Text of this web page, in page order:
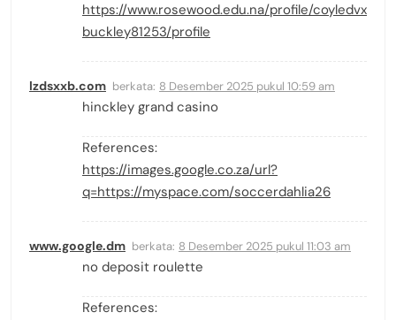
https://www.rosewood.edu.na/profile/coyledvx
buckley81253/profile
lzdsxxb.com berkata: 8 Desember 2025 pukul 10:59 am
hinckley grand casino
References:
https://images.google.co.za/url?
q=https://myspace.com/soccerdahlia26
www.google.dm berkata: 8 Desember 2025 pukul 11:03 am
no deposit roulette
References: